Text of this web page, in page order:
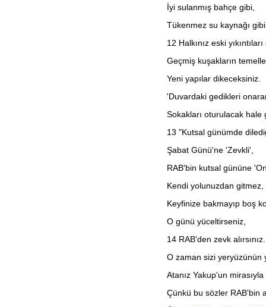
İyi sulanmış bahçe gibi,
Tükenmez su kaynağı gibi
12 Halkınız eski
Geçmiş kuşakların
Yeni yapılar dikeceksiniz.
'Duvardaki gedikleri
Sokakları oturulacak
13 "Kutsal günümde
Şabat Günü'ne 'Zevkli',
RAB'bin kutsal gününe
Kendi yolunuzdan gitmez,
Keyfinize bakmayıp boş
O günü yüceltirseniz,
14 RAB'den zevk alırsınız.
O zaman sizi yeryüzünün
Atanız Yakup'un
Çünkü bu sözler RAB'bin